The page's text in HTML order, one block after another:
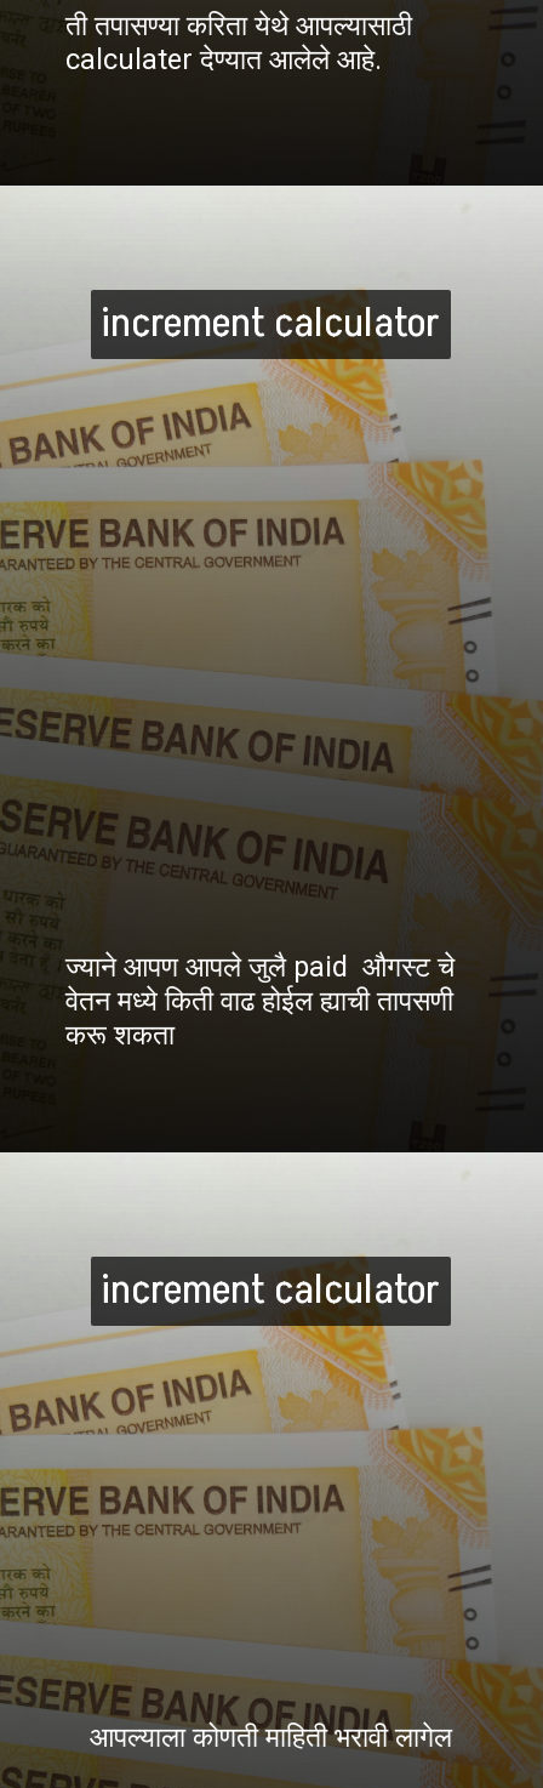
ती तपासण्या करिता येथे आपल्यासाठी
calculater देण्यात आलेले आहे.
increment calculator
increment calculator
ज्याने आपण आपले जुलै paid औगस्ट चे
वेतन मध्ये किती वाढ होईल ह्याची तापसणी
करू शकता
increment calculator
increment calculator
आपल्याला कोणती माहिती भरावी लागेल